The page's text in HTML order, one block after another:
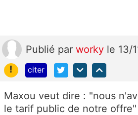
Publié par worky le 13/
!
citer
Maxou veut dire : "nous
le tarif public de notre offre"